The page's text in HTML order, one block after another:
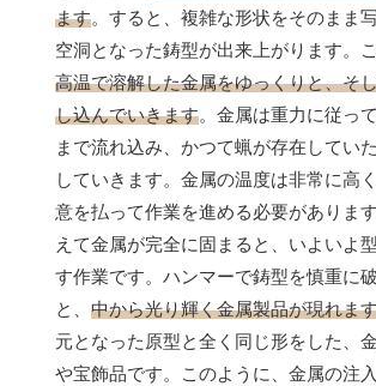
ます。すると、複雑な形状をそのまま
空洞となった鋳型が出来上がります。こ
高温で溶解した金属をゆっくりと、そ
し込んでいきます。金属は重力に従っ
まで流れ込み、かつて蝋が存在してい
していきます。金属の温度は非常に高
意を払って作業を進める必要がありま
えて金属が完全に固まると、いよいよ
す作業です。ハンマーで鋳型を慎重に
と、 中から光り輝く金属製品が現れま
元となった原型と全く同じ形をした、
や宝飾品です。このように、金属の注